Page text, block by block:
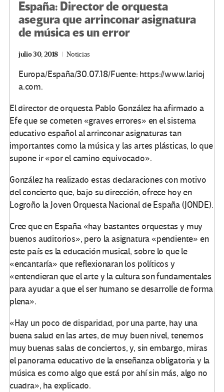
España: Director de orquesta
asegura que arrinconar asignatura
de música es un error
julio 30, 2018 Noticias
Europa/España/30.07.18/Fuente: https://www.larioj
a.com.
El director de orquesta Pablo González ha afirmado a
Efe que se cometen «graves errores» en el sistema
educativo español al arrinconar asignaturas tan
importantes como la música y las artes plásticas, lo que
supone ir «por el camino equivocado».
González ha realizado estas declaraciones con motivo
del concierto que, bajo su dirección, ofrece hoy en
Logroño la Joven Orquesta Nacional de España (JONDE).
Cree que en España «hay bastantes orquestas y muy
buenos auditorios», pero la asignatura «pendiente» en
este país es la educación musical, sobre lo que le
«encantaría» que reflexionaran los políticos y
«entendieran que el arte y la cultura son fundamentales
para ayudar a que el ser humano se desarrolle de forma
plena».
«Hay un poco de disparidad, por una parte, hay una
buena salud en las artes, de muy buen nivel, tenemos
muy buenas salas de conciertos, y, sin embargo, miras
el panorama educativo de la enseñanza obligatoria y la
música es como algo que está por ahí sin más, algo no
cuadra», ha explicado.